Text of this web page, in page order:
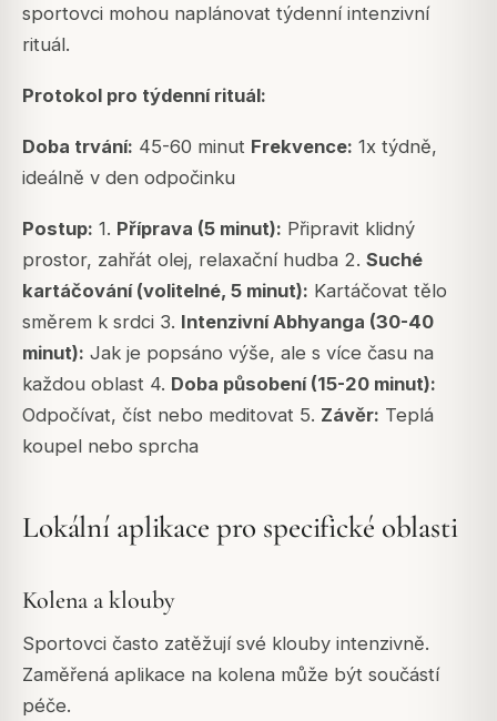
sportovci mohou naplánovat týdenní intenzivní
rituál.
Protokol pro týdenní rituál:
Doba trvání: 45-60 minut Frekvence: 1x týdně,
ideálně v den odpočinku
Postup: 1. Příprava (5 minut): Připravit klidný
prostor, zahřát olej, relaxační hudba 2. Suché
kartáčování (volitelné, 5 minut): Kartáčovat tělo
směrem k srdci 3. Intenzivní Abhyanga (30-40
minut): Jak je popsáno výše, ale s více času na
každou oblast 4. Doba působení (15-20 minut):
Odpočívat, číst nebo meditovat 5. Závěr: Teplá
koupel nebo sprcha
Lokální aplikace pro specifické oblasti
Kolena a klouby
Sportovci často zatěžují své klouby intenzivně.
Zaměřená aplikace na kolena může být součástí
péče.